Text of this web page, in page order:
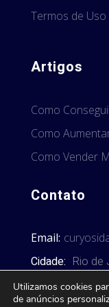
Termos de Uso
Artigos
Como
Como
Como Vender
Contato
Email:
Cidade: Rio de
Utilizamos cookies
de anúncios